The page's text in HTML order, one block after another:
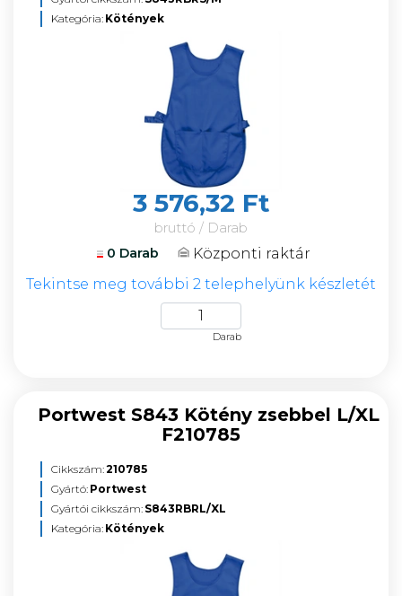
Kategória: Kötények
3 576,32 Ft
bruttó / Darab
0 Darab
Központi raktár
Tekintse meg további 2 telephelyünk készletét
Darab
Portwest S843 Kötény zsebbel L/XL
F210785
Cikkszám:210785
Gyártó: Portwest
Gyártói cikkszám: S843RBRL/XL
Kategória: Kötények